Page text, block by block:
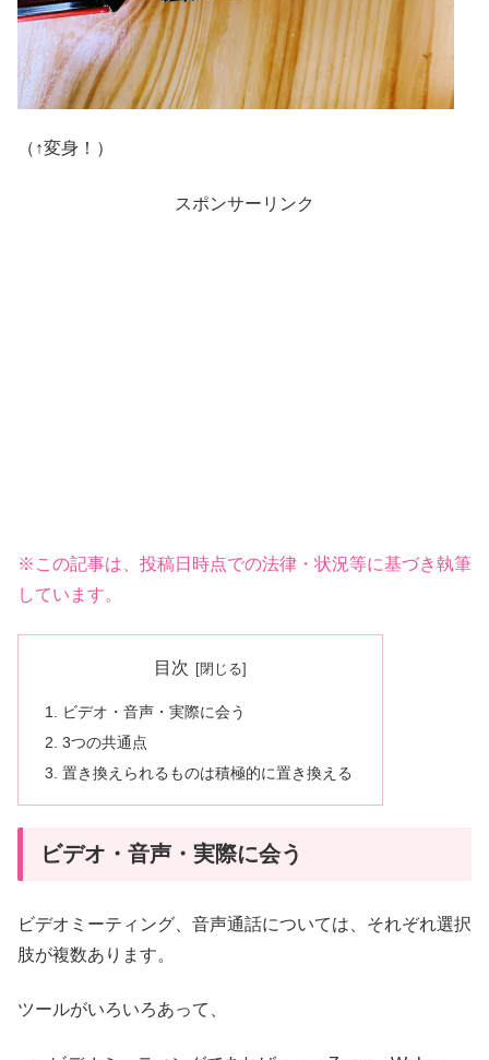
（↑変身！）
スポンサーリンク
※この記事は、投稿日時点での法律・状況等に基づき執筆
しています。
目次
ビデオ・音声・実際に会う
3つの共通点
置き換えられるものは積極的に置き換える
ビデオ・音声・実際に会う
ビデオミーティング、音声通話については、それぞれ選択
肢が複数あります。
ツールがいろいろあって、